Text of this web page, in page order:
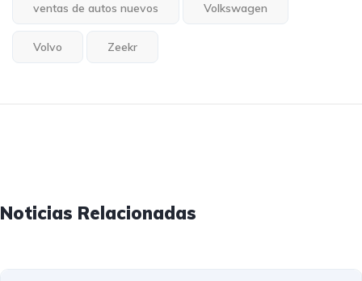
ventas de autos nuevos Volkswagen
Volvo Zeekr
Noticias Relacionadas